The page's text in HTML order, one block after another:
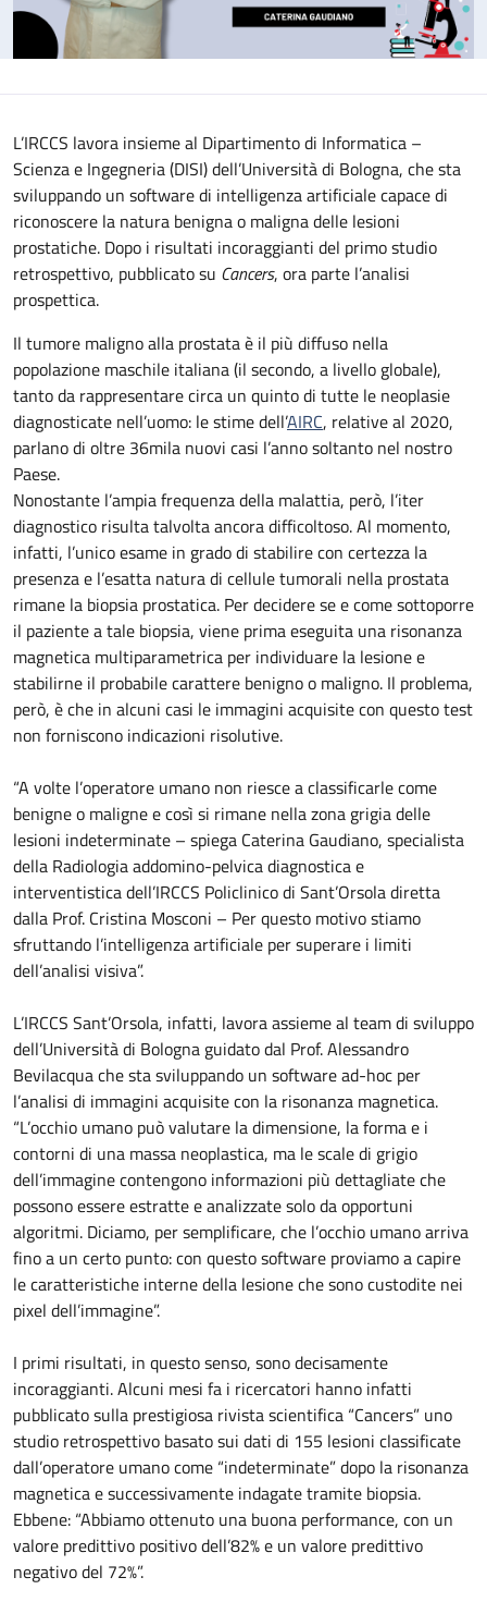
L’IRCCS lavora insieme al Dipartimento di Informatica –
Scienza e Ingegneria (DISI) dell’Università di Bologna, che sta
sviluppando un software di intelligenza artificiale capace di
riconoscere la natura benigna o maligna delle lesioni
prostatiche. Dopo i risultati incoraggianti del primo studio
retrospettivo, pubblicato su Cancers, ora parte l’analisi
prospettica.
Il tumore maligno alla prostata è il più diffuso nella
popolazione maschile italiana (il secondo, a livello globale),
tanto da rappresentare circa un quinto di tutte le neoplasie
diagnosticate nell’uomo: le stime dell’AIRC, relative al 2020,
parlano di oltre 36mila nuovi casi l’anno soltanto nel nostro
Paese.
Nonostante l’ampia frequenza della malattia, però, l’iter
diagnostico risulta talvolta ancora difficoltoso. Al momento,
infatti, l’unico esame in grado di stabilire con certezza la
presenza e l’esatta natura di cellule tumorali nella prostata
rimane la biopsia prostatica. Per decidere se e come sottoporre
il paziente a tale biopsia, viene prima eseguita una risonanza
magnetica multiparametrica per individuare la lesione e
stabilirne il probabile carattere benigno o maligno. Il problema,
però, è che in alcuni casi le immagini acquisite con questo test
non forniscono indicazioni risolutive.
“A volte l’operatore umano non riesce a classificarle come
benigne o maligne e così si rimane nella zona grigia delle
lesioni indeterminate – spiega Caterina Gaudiano, specialista
della Radiologia addomino-pelvica diagnostica e
interventistica dell’IRCCS Policlinico di Sant’Orsola diretta
dalla Prof. Cristina Mosconi – Per questo motivo stiamo
sfruttando l’intelligenza artificiale per superare i limiti
dell’analisi visiva”.
L’IRCCS Sant’Orsola, infatti, lavora assieme al team di sviluppo
dell’Università di Bologna guidato dal Prof. Alessandro
Bevilacqua che sta sviluppando un software ad-hoc per
l’analisi di immagini acquisite con la risonanza magnetica.
“L’occhio umano può valutare la dimensione, la forma e i
contorni di una massa neoplastica, ma le scale di grigio
dell’immagine contengono informazioni più dettagliate che
possono essere estratte e analizzate solo da opportuni
algoritmi. Diciamo, per semplificare, che l’occhio umano arriva
fino a un certo punto: con questo software proviamo a capire
le caratteristiche interne della lesione che sono custodite nei
pixel dell’immagine”.
I primi risultati, in questo senso, sono decisamente
incoraggianti. Alcuni mesi fa i ricercatori hanno infatti
pubblicato sulla prestigiosa rivista scientifica “Cancers” uno
studio retrospettivo basato sui dati di 155 lesioni classificate
dall’operatore umano come “indeterminate” dopo la risonanza
magnetica e successivamente indagate tramite biopsia.
Ebbene: “Abbiamo ottenuto una buona performance, con un
valore predittivo positivo dell’82% e un valore predittivo
negativo del 72%”.